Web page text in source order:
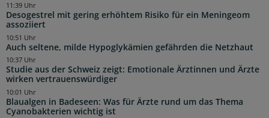
Desogestrel mit gering erhöhtem Risiko für ein Meningeom
assoziiert
11:39 Uhr
Auch seltene, milde Hypoglykämien gefährden die Netzhaut
10:51 Uhr
Studie aus der Schweiz zeigt: Emotionale Ärztinnen und Ärzte
wirken vertrauenswürdiger
10:37 Uhr
Blaualgen in Badeseen: Was für Ärzte rund um das Thema
Cyanobakterien wichtig ist
10:01 Uhr